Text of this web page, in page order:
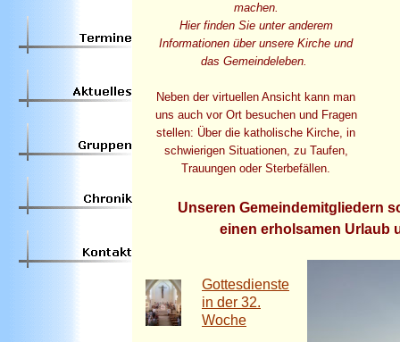
machen.
Hier finden Sie unter anderem
Informationen über unsere Kirche und
das Gemeindeleben.
Neben der virtuellen Ansicht kann man
uns auch vor Ort besuchen und Fragen
stellen: Über die katholische Kirche, in
schwierigen Situationen, zu Taufen,
Trauungen oder Sterbefällen.
Unseren Gemeindemitgliedern
einen erholsamen Urlaub
Gottesdienste
in der 32.
Woche